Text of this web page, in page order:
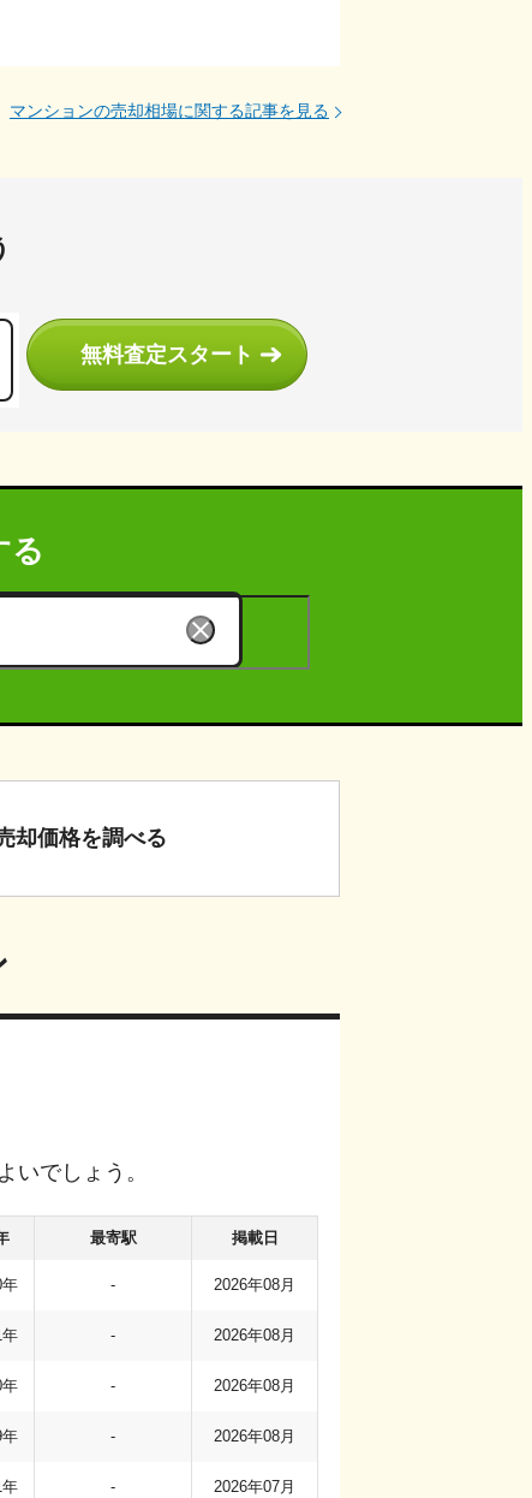
マンションの売却相場に関する記事を見る
無料査定スタート
る
却価格を調べる
いでしょう。
最寄駅 掲載日
年 - 2026年08月
年 - 2026年08月
年 - 2026年08月
年 - 2026年08月
年 - 2026年07月